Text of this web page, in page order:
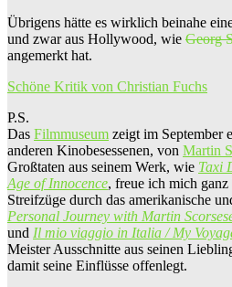
Übrigens hätte es wirklich beinahe
und zwar aus Hollywood, wie Georg
angemerkt hat.
Schöne Kritik von Christian Fuchs
P.S.
Das Filmmuseum zeigt im September
anderen Kinobesessenen, von Martin
Großtaten aus seinem Werk, wie Taxi
Age of Innocence, freue ich mich ganz
Streifzüge durch das amerikanische
Personal Journey with Martin
und Il mio viaggio in Italia / My
Meister Ausschnitte aus seinen
damit seine Einflüsse offenlegt.